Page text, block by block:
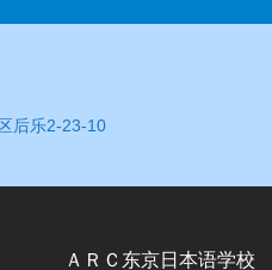
后乐2-23-10
ＡＲＣ东京日本语学校